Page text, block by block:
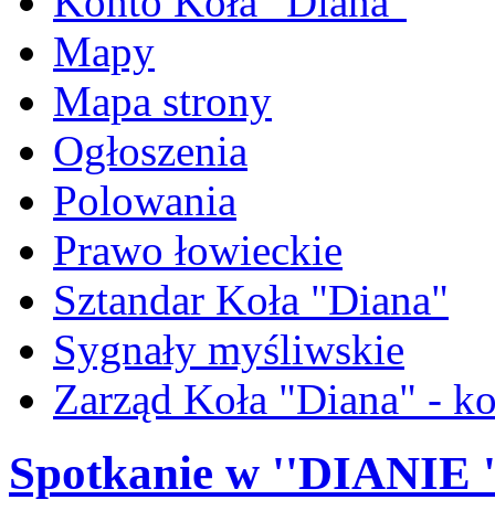
Mapy
Mapa strony
Ogłoszenia
Polowania
Prawo łowieckie
Sztandar Koła "Diana"
Sygnały myśliwskie
Zarząd Koła "Diana" -
Spotkanie w ''DIANIE